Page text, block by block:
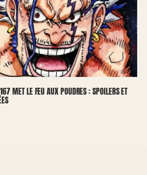
MET LE FEU AUX POUDRES : SPOILERS ET